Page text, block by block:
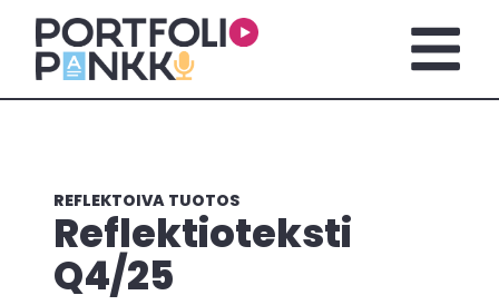
Siirry sisältöön
REFLEKTOIVA TUOTOS
Reflektioteksti
Q4/25